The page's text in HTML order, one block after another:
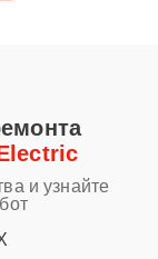
и узнайте